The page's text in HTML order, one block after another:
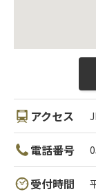
アクセス
電話番号
受付時間